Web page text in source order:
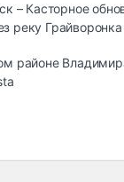
– Касторное
реку Грайворонка
районе